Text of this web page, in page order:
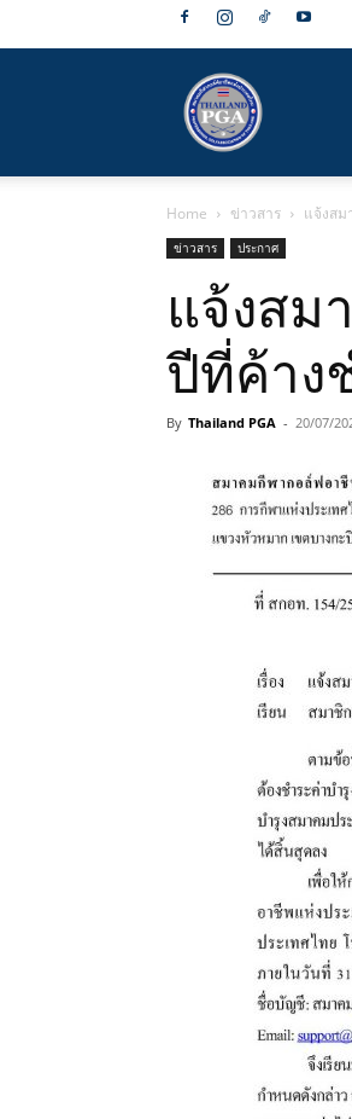
กีฬา
กอล์ฟ
อาชีพ
ประเทศ
Home ข่าวสาร แจ้งสม
ข่าวสาร ประกาศ
แจ้งสม
ปีที่ค้าง
By Thailand PGA - 20/07/